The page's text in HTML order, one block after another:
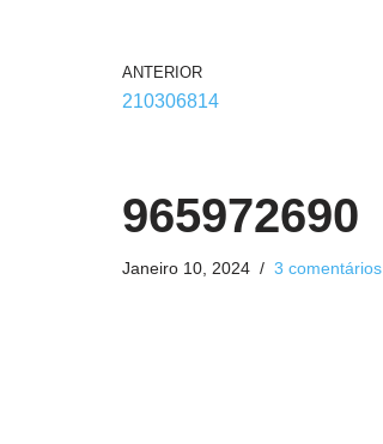
ANTERIOR
210306814
965972690
Janeiro 10, 2024 3 comentários